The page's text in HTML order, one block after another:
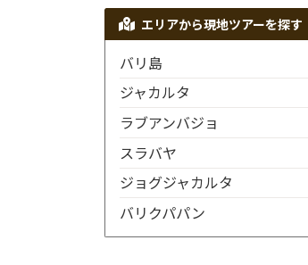
エリアから現地ツアーを探す
バリ島
ジャカルタ
ラブアンバジョ
スラバヤ
ジョグジャカルタ
バリクパパン